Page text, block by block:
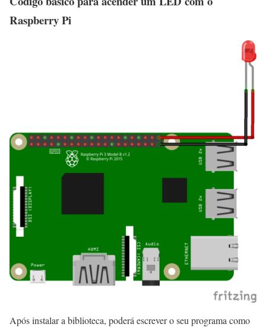
Raspberry Pi
Após instalar a biblioteca, poderá escrever o seu programa como